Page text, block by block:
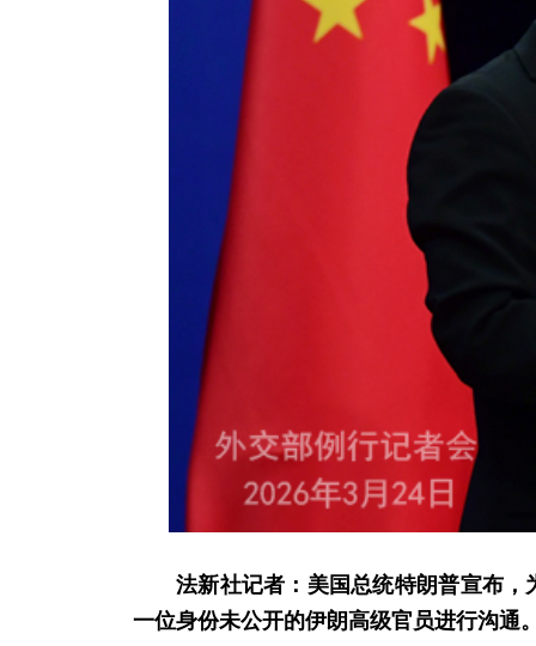
法新社记者：美国总统特朗普宣布
一位身份未公开的伊朗高级官员进行沟通